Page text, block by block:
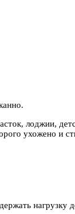
лоджии,
ухожено и
нагрузку